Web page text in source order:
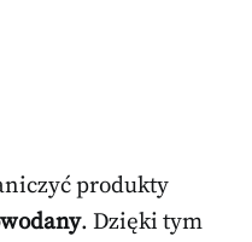
produkty
. Dzięki tym